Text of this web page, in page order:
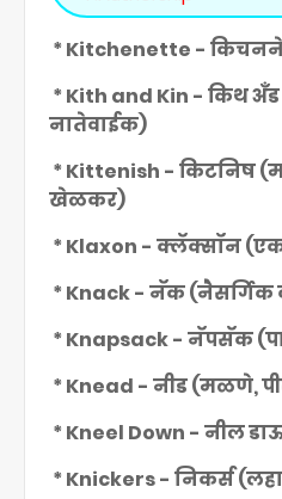
* Kitchenette -
* Kith and Kin - किथ
नातेवाईक)
* Kittenish - किटनिष
खेळकर)
* Klaxon - क्लॅक्सॉन (एक
* Knack - नॅक
* Knapsack - नॅपसॅक
* Knead - नीड (मळणे,
* Kneel Down - नील
* Knickers - निकर्स